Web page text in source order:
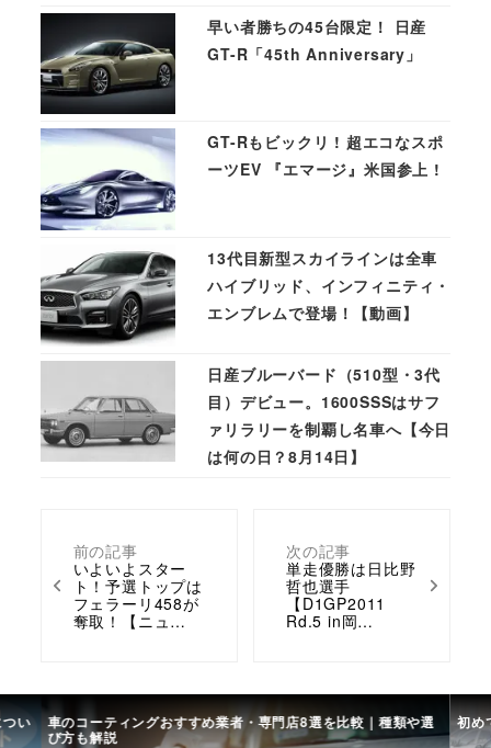
前の記事
いよいよスター
ト！予選トップは
フェラーリ458が
奪取！【ニュ…
次の記事
単走優勝は日比野
哲也選手
【D1GP2011
Rd.5 in岡…
早い者勝ちの45台限定！ 日産
GT-R「45th Anniversary」
GT-Rもビックリ ! 超エコなスポ
ーツEV 『エマージ』米国参上 !
13代目新型スカイラインは全車
ハイブリッド、インフィニティ・
エンブレムで登場！【動画】
日産ブルーバード（510型・3代
目）デビュー。1600SSSはサフ
ァリラリーを制覇し名車へ【今日
は何の日？8月14日】
い 車のコーティングおすすめ業者・専門店8選を比較｜種類や選
び方も解説
初め